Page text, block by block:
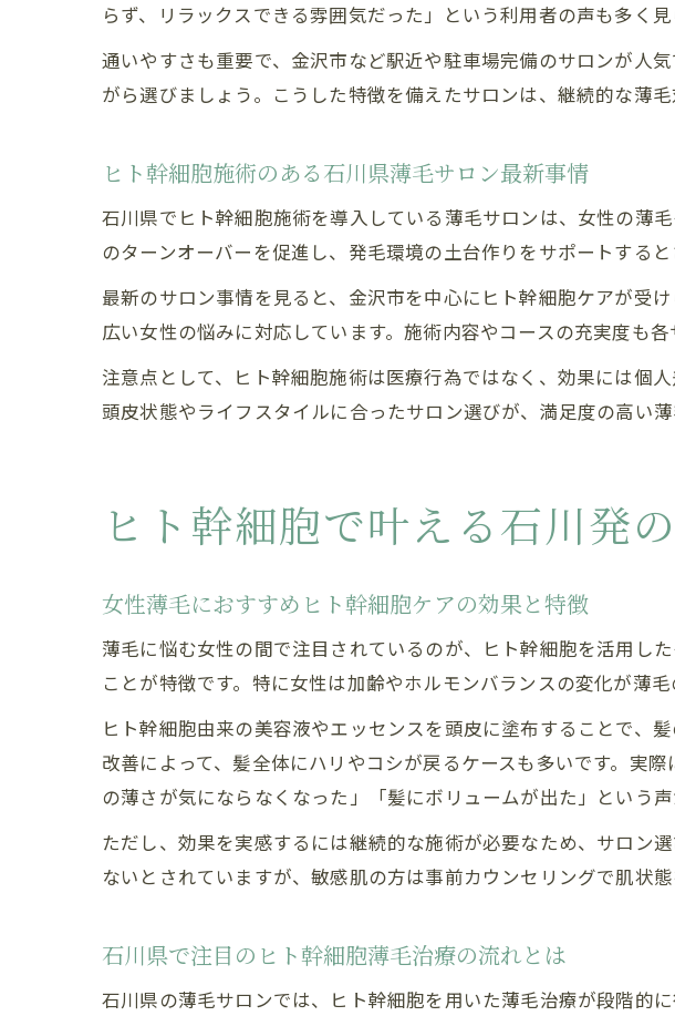
らず、リラックスできる雰囲気だった」という利用者の声も多く見
通いやすさも重要で、金沢市など駅近や駐車場完備のサロンが人
がら選びましょう。こうした特徴を備えたサロンは、継続的な薄毛
ヒト幹細胞施術のある石川県薄毛サロン最新事情
石川県でヒト幹細胞施術を導入している薄毛サロンは、女性の薄
のターンオーバーを促進し、発毛環境の土台作りをサポートすると
最新のサロン事情を見ると、金沢市を中心にヒト幹細胞ケアが受
広い女性の悩みに対応しています。施術内容やコースの充実度も
注意点として、ヒト幹細胞施術は医療行為ではなく、効果には個
頭皮状態やライフスタイルに合ったサロン選びが、満足度の高い薄
ヒト幹細胞で叶える石川発
女性薄毛におすすめヒト幹細胞ケアの効果と特徴
薄毛に悩む女性の間で注目されているのが、ヒト幹細胞を活用し
ことが特徴です。特に女性は加齢やホルモンバランスの変化が薄
ヒト幹細胞由来の美容液やエッセンスを頭皮に塗布することで、
改善によって、髪全体にハリやコシが戻るケースも多いです。実
の薄さが気にならなくなった」「髪にボリュームが出た」という声
ただし、効果を実感するには継続的な施術が必要なため、サロン
ないとされていますが、敏感肌の方は事前カウンセリングで肌状
石川県で注目のヒト幹細胞薄毛治療の流れとは
石川県の薄毛サロンでは、ヒト幹細胞を用いた薄毛治療が段階的